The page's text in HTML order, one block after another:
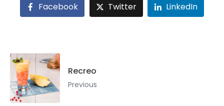
Facebook Twitter LinkedIn
Recreo
Previous